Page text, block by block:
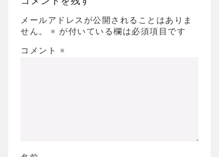
メールアドレスが公開されることはありま
せん。
※ が付いている欄は必須項目です
コメント ※